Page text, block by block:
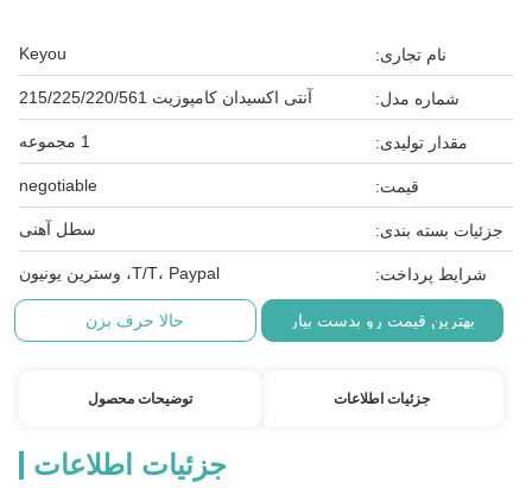
نام تجاری: Keyou
شماره مدل: آنتی اکسیدان کامپوزیت 215/225/220/561
مقدار تولیدی: 1 مجموعه
قیمت: negotiable
جزئیات بسته بندی: سطل آهنی
شرایط پرداخت: T/T، Paypal، وسترین یونیون
بهترین قیمت رو بدست بیار حالا حرف بزن
جزئیات اطلاعات توضیحات محصول
جزئیات اطلاعات